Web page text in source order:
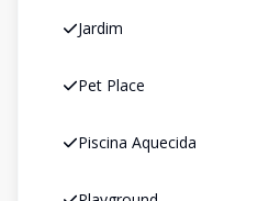
Jardim
Pet Place
Piscina Aquecida